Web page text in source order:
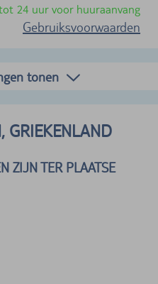
24 uur voor huuraanvang
Gebruiksvoorwaarden
tonen
GRIEKENLAND
ZIJN TER PLAATSE